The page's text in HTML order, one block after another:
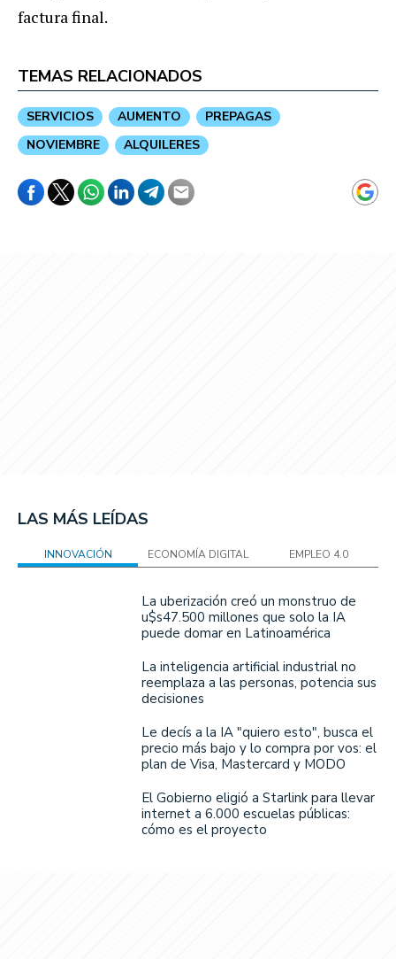
factura final.
TEMAS RELACIONADOS
SERVICIOS AUMENTO
PREPAGAS
NOVIEMBRE
ALQUILERES
LAS MÁS LEÍDAS
INNOVACIÓN ECONOMÍA DIGITAL EMPLEO 4.0
La uberización creó un monstruo de
u$s47.500 millones que solo la IA
puede domar en Latinoamérica
La inteligencia artificial industrial no
reemplaza a las personas, potencia sus
decisiones
Le decís a la IA "quiero esto", busca el
precio más bajo y lo compra por vos: el
plan de Visa, Mastercard y MODO
El Gobierno eligió a Starlink para llevar
internet a 6.000 escuelas públicas:
cómo es el proyecto